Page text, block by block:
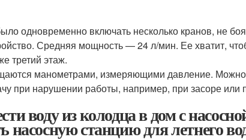
одновременно включать несколько кранов, не
Средняя мощность — 24 л/мин. Ее хватит,
третий этаж.
манометрами, измеряющими давление. Можно
при нарушении работы, например, при засоре
воду из колодца в дом с
насосную станцию для летнего